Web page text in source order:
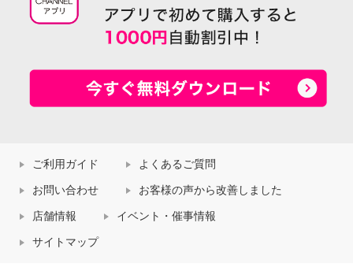
ご利用ガイド よくあるご質問
お問い合わせ お客様の声から改善しました
店舗情報 イベント・催事情報
サイトマップ